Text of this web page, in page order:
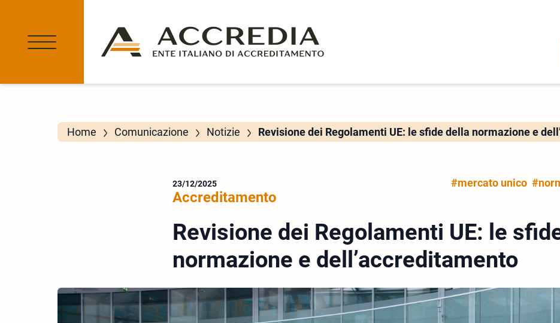
Home Comunicazione Notizie Revisione dei Regolamenti UE: le sfide della normazione e
23/12/2025
Accreditamento
#mercato unico
Revisione dei Regolamenti UE: le
normazione e dell’accreditamento